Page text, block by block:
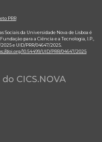
PRR
Sociais da Universidade Nova de Lisboa é
para a Ciência e a Tecnologia, I.P.,
e UID/PRR/04647/2025.
doi.org/10.54499/UID/PRR/04647/2025
CICS.NOVA